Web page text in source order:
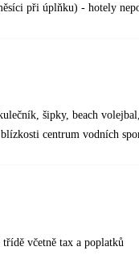
při úplňku) - hotely
šipky, beach
centrum vodních
včetně tax a poplatků